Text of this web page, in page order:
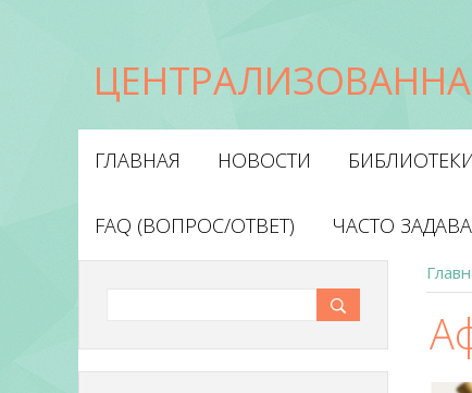
ГЛАВНАЯ НОВОСТИ БИБЛИОТЕКИ
FAQ (ВОПРОС/ОТВЕТ) ЧАСТО